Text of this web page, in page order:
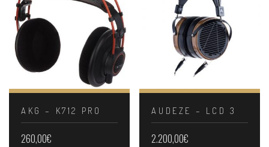
AKG – K712 PRO
260,00€
AUDEZE – LCD 3
2.200,00€